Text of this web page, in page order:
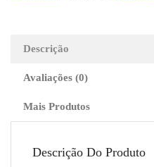
enrolamento
Descrição
Avaliações (0)
Mais Produtos
Descrição Do Produto